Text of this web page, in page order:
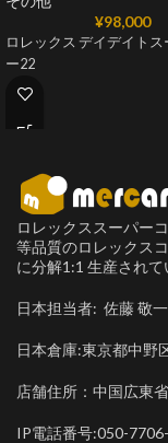
¥98,000
ロレックス デイデイト
ー22
ロレックススーパー
等品質のロレックス
に分解1:1 生産されて
日本担当者: 佐藤 敬一
日本倉庫:東京都中野
店舗住所：中国広東
IP電話番号:050-